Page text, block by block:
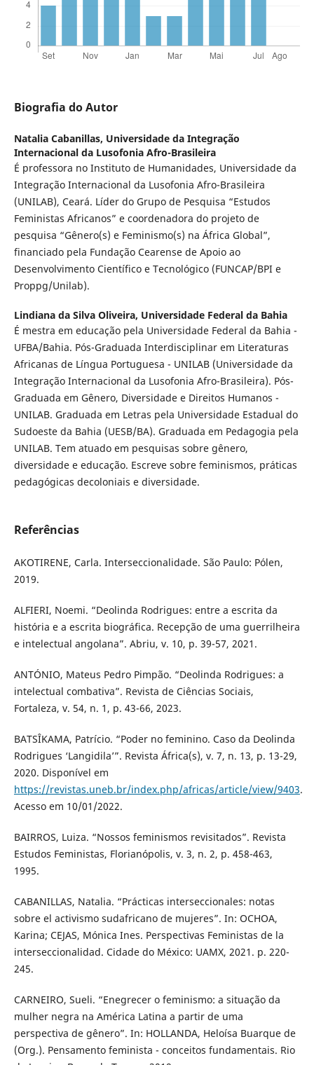
Biografia do Autor
Natalia Cabanillas, Universidade da Integração
Internacional da Lusofonia Afro-Brasileira
É professora no Instituto de Humanidades, Universidade da
Integração Internacional da Lusofonia Afro-Brasileira
(UNILAB), Ceará. Líder do Grupo de Pesquisa “Estudos
Feministas Africanos” e coordenadora do projeto de
pesquisa “Gênero(s) e Feminismo(s) na África Global”,
financiado pela Fundação Cearense de Apoio ao
Desenvolvimento Científico e Tecnológico (FUNCAP/BPI e
Proppg/Unilab).
Lindiana da Silva Oliveira, Universidade Federal da Bahia
É mestra em educação pela Universidade Federal da Bahia -
UFBA/Bahia. Pós-Graduada Interdisciplinar em Literaturas
Africanas de Língua Portuguesa - UNILAB (Universidade da
Integração Internacional da Lusofonia Afro-Brasileira). Pós-
Graduada em Gênero, Diversidade e Direitos Humanos -
UNILAB. Graduada em Letras pela Universidade Estadual do
Sudoeste da Bahia (UESB/BA). Graduada em Pedagogia pela
UNILAB. Tem atuado em pesquisas sobre gênero,
diversidade e educação. Escreve sobre feminismos, práticas
pedagógicas decoloniais e diversidade.
Referências
AKOTIRENE, Carla. Interseccionalidade. São Paulo: Pólen,
2019.
ALFIERI, Noemi. “Deolinda Rodrigues: entre a escrita da
história e a escrita biográfica. Recepção de uma guerrilheira
e intelectual angolana”. Abriu, v. 10, p. 39-57, 2021.
ANTÓNIO, Mateus Pedro Pimpão. “Deolinda Rodrigues: a
intelectual combativa”. Revista de Ciências Sociais,
Fortaleza, v. 54, n. 1, p. 43-66, 2023.
BATSÎKAMA, Patrício. “Poder no feminino. Caso da Deolinda
Rodrigues ‘Langidila’”. Revista África(s), v. 7, n. 13, p. 13-29,
2020. Disponível em
https://revistas.uneb.br/index.php/africas/article/view/9403.
Acesso em 10/01/2022.
BAIRROS, Luiza. “Nossos feminismos revisitados”. Revista
Estudos Feministas, Florianópolis, v. 3, n. 2, p. 458-463,
1995.
CABANILLAS, Natalia. “Prácticas interseccionales: notas
sobre el activismo sudafricano de mujeres”. In: OCHOA,
Karina; CEJAS, Mónica Ines. Perspectivas Feministas de la
interseccionalidad. Cidade do México: UAMX, 2021. p. 220-
245.
CARNEIRO, Sueli. “Enegrecer o feminismo: a situação da
mulher negra na América Latina a partir de uma
perspectiva de gênero”. In: HOLLANDA, Heloísa Buarque de
(Org.). Pensamento feminista - conceitos fundamentais. Rio